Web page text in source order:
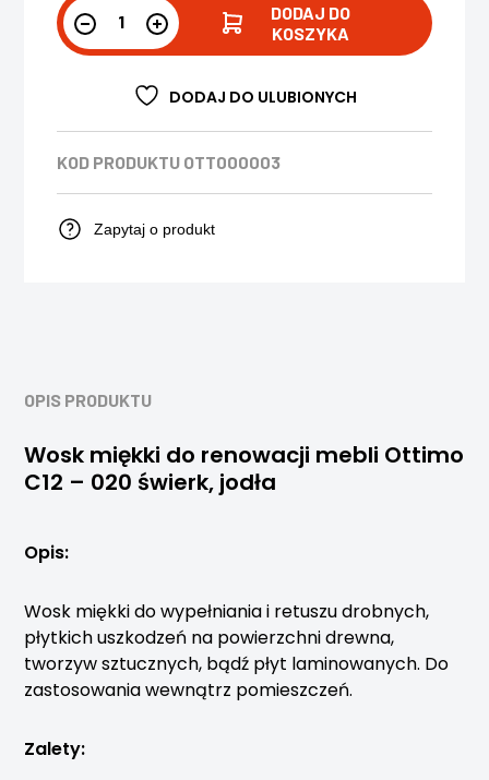
DODAJ DO
KOSZYKA
DODAJ DO ULUBIONYCH
KOD PRODUKTU OTT000003
Zapytaj o produkt
OPIS PRODUKTU
Wosk miękki do renowacji mebli Ottimo
C12 – 020 świerk, jodła
Opis:
Wosk miękki do wypełniania i retuszu drobnych,
płytkich uszkodzeń na powierzchni drewna,
tworzyw sztucznych, bądź płyt laminowanych. Do
zastosowania wewnątrz pomieszczeń.
Zalety: